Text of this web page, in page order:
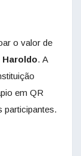
o valor de
. A
em QR
participantes.